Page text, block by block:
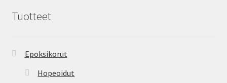
Tuotteet
Epoksikorut
Hopeoidut